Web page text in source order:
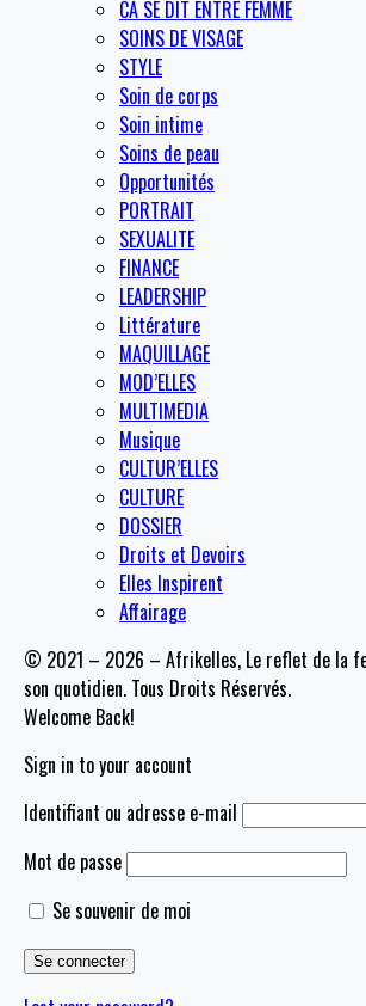
CA SE DIT ENTRE FEMME
SOINS DE VISAGE
STYLE
Soin de corps
Soin intime
Soins de peau
Opportunités
PORTRAIT
SEXUALITE
FINANCE
LEADERSHIP
Littérature
MAQUILLAGE
MOD’ELLES
MULTIMEDIA
Musique
CULTUR’ELLES
CULTURE
DOSSIER
Droits et Devoirs
Elles Inspirent
Affairage
© 2021 – 2026 – Afrikelles, Le reflet de la
son quotidien. Tous Droits Réservés.
Welcome Back!
Sign in to your account
Identifiant ou adresse e-mail
Mot de passe
Se souvenir de moi